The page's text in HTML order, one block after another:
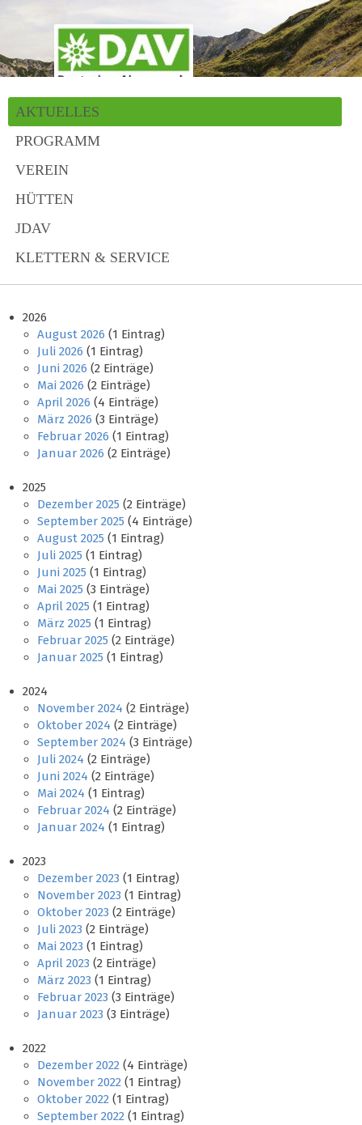
AKTUELLES
PROGRAMM
VEREIN
HÜTTEN
JDAV
KLETTERN & SERVICE
2026
August 2026 (1 Eintrag)
Juli 2026 (1 Eintrag)
Juni 2026 (2 Einträge)
Mai 2026 (2 Einträge)
April 2026 (4 Einträge)
März 2026 (3 Einträge)
Februar 2026 (1 Eintrag)
Januar 2026 (2 Einträge)
2025
Dezember 2025 (2 Einträge)
September 2025 (4 Einträge)
August 2025 (1 Eintrag)
Juli 2025 (1 Eintrag)
Juni 2025 (1 Eintrag)
Mai 2025 (3 Einträge)
April 2025 (1 Eintrag)
März 2025 (1 Eintrag)
Februar 2025 (2 Einträge)
Januar 2025 (1 Eintrag)
2024
November 2024 (2 Einträge)
Oktober 2024 (2 Einträge)
September 2024 (3 Einträge)
Juli 2024 (2 Einträge)
Juni 2024 (2 Einträge)
Mai 2024 (1 Eintrag)
Februar 2024 (2 Einträge)
Januar 2024 (1 Eintrag)
2023
Dezember 2023 (1 Eintrag)
November 2023 (1 Eintrag)
Oktober 2023 (2 Einträge)
Juli 2023 (2 Einträge)
Mai 2023 (1 Eintrag)
April 2023 (2 Einträge)
März 2023 (1 Eintrag)
Februar 2023 (3 Einträge)
Januar 2023 (3 Einträge)
2022
Dezember 2022 (4 Einträge)
November 2022 (1 Eintrag)
Oktober 2022 (1 Eintrag)
September 2022 (1 Eintrag)